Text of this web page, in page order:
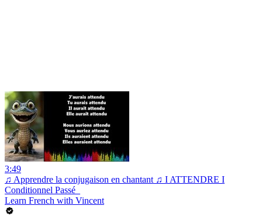
3:49
♫ Apprendre la conjugaison en chantant ♫ I ATTENDRE I
Conditionnel Passé_
Learn French with Vincent